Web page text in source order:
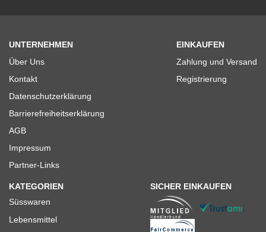
UNTERNEHMEN
Über Uns
Kontakt
Datenschutzerklärung
Barrierefreiheitserklärung
AGB
Impressum
Partner-Links
EINKAUFEN
Zahlung und Versand
Registrierung
KATEGORIEN
Süsswaren
Lebensmittel
SICHER EINKAUFEN